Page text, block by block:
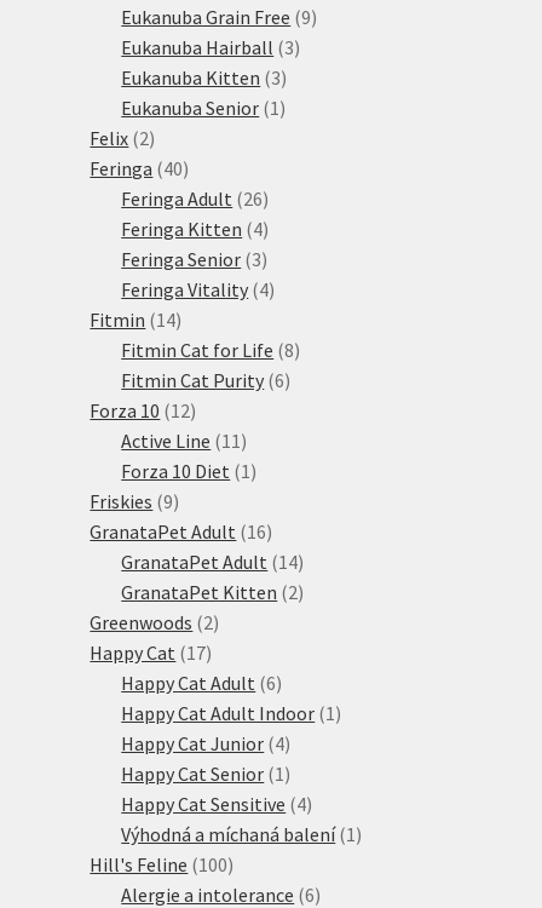
produktů
Eukanuba Grain Free 99
Eukanuba Hairball 33
Eukanuba Kitten 33
produkty
Eukanuba Senior 1 1
Felix 22
produkty
Feringa 4040
produktů
Feringa Adult 2626
produktů
Feringa Kitten 44
produkty
Feringa Senior 33
produkty
Feringa Vitality 44
Fitmin 1414
produktů
Fitmin Cat for Life 88
Fitmin Cat Purity 66
Forza 10 1212
produktů
Active Line 11 11
produktů
Forza 10 Diet 1 1
Friskies 99
produktů
GranataPet Adult 1616
produktů
GranataPet Adult 1414
produktů
GranataPet Kitten 22
Greenwoods 22
Happy Cat 1717
produktů
Happy Cat Adult 66
produktů
Happy Cat Adult Indoor 1 1
Happy Cat Junior 44
produkty
Happy Cat Senior 1 1
produkt
Happy Cat Sensitive 44
produkty
Výhodná a míchaná balení 1 1
Hill's Feline 100100
produktů
Alergie a intolerance 66